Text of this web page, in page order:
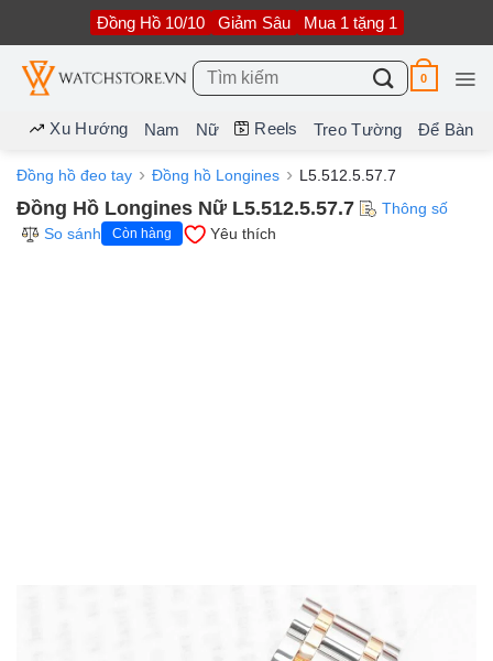
nội
dung
Đồng Hồ 10/10 Giảm Sâu Mua 1 tặng 1
Tìm
kiếm:
0
Xu Hướng Nam Nữ Reels Treo Tường Để Bàn
Đồng hồ đeo tay Đồng hồ Longines L5.512.5.57.7
Đồng Hồ Longines Nữ L5.512.5.57.7
Thông số
So sánh
Còn hàng Yêu thích